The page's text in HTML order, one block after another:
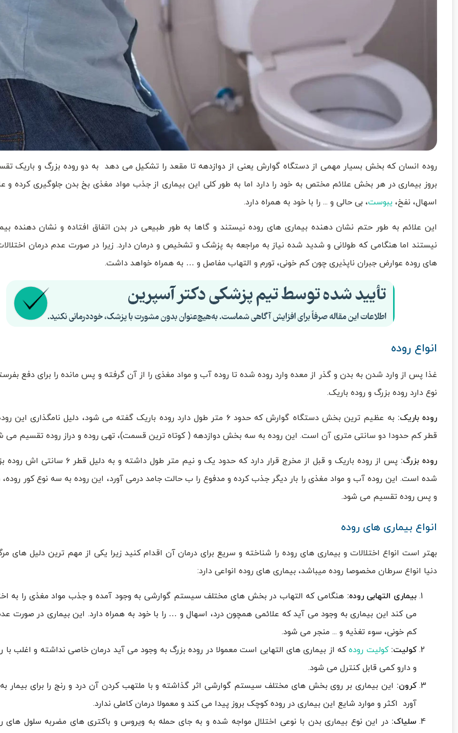
روده انسان که بخش بسیار مهمی از دستگاه گوارش یعنی از دوازدهه تا مقعد را تشکیل می دهد به دو روده بزرگ و باریک
بروز بیماری در هر بخش علائم مختص به خود را دارد اما به طور کلی این بیماری از جذب مواد مغذی بخ بدن جلوگیری کرده و
اسهال، نفخ، یبوست، بی حالی و ‌.‌.‌. را با خود به همراه دارد.
این علائم به طور حتم نشان دهنده بیماری های روده نیستند و گاها به طور طبیعی در بدن اتفاق افتاده و نشان دهنده
نیستند اما هنگامی که طولانی و شدید شده نیاز به مراجعه به پزشک و تشخیص و درمان دارد. زیرا در صورت عدم درمان
های روده عوارض جبران ناپذیری چون کم خونی، تورم و التهاب مفاصل و … به همراه خواهد داشت.
انواع روده
غذا پس از وارد شدن به بدن و گذر از معده وارد روده شده تا روده آب و مواد مغذی را از آن گرفته و پس مانده را برای دفع
نوع دارد روده بزرگ و روده باریک.
روده باریک:
به عظیم ترین بخش دستگاه گوارش که حدود ۶ متر طول دارد روده باریک گفته می شود، دلیل نامگذاری
قطر کم حدودا دو سانتی متری آن است. این روده به سه بخش دوازدهه ( کوتاه ترین قسمت)، تهی روده و دراز روده تقسیم می
روده بزرگ:
پس از روده باریک و قبل از مخرج قرار دارد که حدود یک و نیم متر طول
شده است. این روده آب و مواد مغذی را بار دیگر جذب کرده و مدفوع را ب حالت جامد درمی آورد، این روده به سه نوع کور
و پس روده تقسیم می شود.
انواع بیماری های روده
بهتر است انواع اختلالات و بیماری های روده را شناخته و سریع برای درمان آن اقدام کنید زیرا یکی از مهم ترین دلیل های
دنیا انواع سرطان مخصوصا روده میباشد، بیماری های روده انواعی دارد:
بیماری التهابی روده: هنگامی که التهاب در بخش های مختلف سیستم گوارشی به وجود آمده و جذب مواد مغذی را به
می کند این بیماری به وجود می آید که علائمی همچون درد، اسهال و … را با خود به همراه دارد. این بیماری در صورت
کم خونی، سوء تغذیه و .‌‌.. منجر می شود.
کولیت: کولیت رودهکه از بیماری های التهابی است معمولا در روده بزرگ به وجود می آید درمان خاصی نداشته و اغلب با
و دارو کمی قابل کنترل می شود.
کرون: این بیماری بر روی بخش های مختلف سیستم گوارشی اثر گذاشته و با ملتهب کردن آن درد و رنج را برای بیمار
آورد اکثر و موارد شایع این بیماری در روده کوچک بروز پیدا می کند و معمولا درمان کاملی ندارد.
سلیاک: در این نوع بیماری بدن با نوعی اختلال مواجه شده و به جای حمله به ویروس و باکتری های مضربه سلول های